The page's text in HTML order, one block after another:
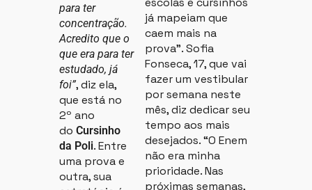
para ter
concentração.
Acredito que o
que era para ter
estudado, já
foi”, diz ela,
que está no
2º ano
do Cursinho
da Poli. Entre
uma prova e
outra, sua
já mapeiam que
caem mais na
prova”. Sofia
Fonseca, 17, que vai
fazer um vestibular
por semana neste
mês, diz dedicar seu
tempo aos mais
desejados. “O Enem
não era minha
prioridade. Nas
próximas semanas,